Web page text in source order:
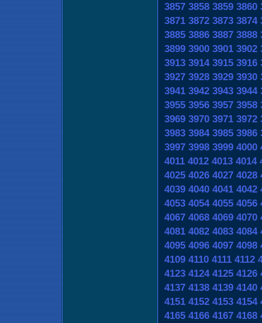
3857 3858 3859 3860
3871 3872 3873 3874
3885 3886 3887 3888
3899 3900 3901 3902
3913 3914 3915 3916
3927 3928 3929 3930
3941 3942 3943 3944
3955 3956 3957 3958
3969 3970 3971 3972
3983 3984 3985 3986
3997 3998 3999 4000
4011 4012 4013 4014
4025 4026 4027 4028
4039 4040 4041 4042
4053 4054 4055 4056
4067 4068 4069 4070
4081 4082 4083 4084
4095 4096 4097 4098
4109 4110 4111 4112
4123 4124 4125 4126
4137 4138 4139 4140
4151 4152 4153 4154
4165 4166 4167 4168